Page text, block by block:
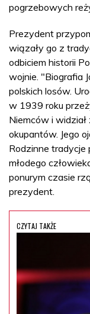
pogrzebowych
Prezydent
wiązały go z
odbiciem historii
wojnie. "Biografia
polskich losów.
w 1939 roku
Niemców i widział
okupantów. Jego
Rodzinne tradycje
młodego
ponurym czasie
prezydent.
CZYTAJ TAKŻE